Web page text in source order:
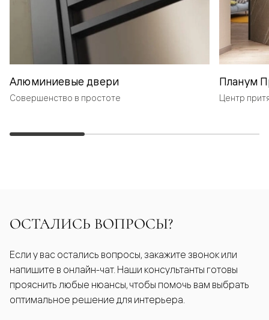
Алюминиевые двери
Совершенство в простоте
Планум
Центр
ОСТАЛИСЬ ВОПРОСЫ?
Если у вас остались вопросы, закажите звонок или
напишите в онлайн-чат. Наши консультанты готовы
прояснить любые нюансы, чтобы помочь вам выбрать
оптимальное решение для интерьера.